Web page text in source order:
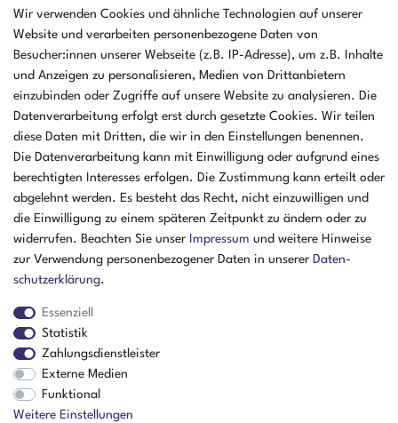
AMIKON GMBH
Einsteinstr. 8a
46325 Borken
Deutschland
Öffnungszeiten Montag - Donnerstag
07:30 - 16:00 Uhr
Öffnungszeiten Freitag
07:30 - 15:00 Uhr
ZAHLUNGSARTEN
Wir verwenden Cookies und ähnliche Technologien auf unserer
Website und verarbeiten personenbezogene Daten von
Besucher:innen unserer Webseite (z.B. IP-Adresse), um z.B. Inhalte
und Anzeigen zu personalisieren, Medien von Drittanbietern
einzubinden oder Zugriffe auf unsere Website zu analysieren. Die
Datenverarbeitung erfolgt erst durch gesetzte Cookies. Wir teilen
diese Daten mit Dritten, die wir in den Einstellungen benennen.
Die Datenverarbeitung kann mit Einwilligung oder aufgrund eines
berechtigten Interesses erfolgen. Die Zustimmung kann erteilt oder
abgelehnt werden. Es besteht das Recht, nicht einzuwilligen und
die Einwilligung zu einem späteren Zeitpunkt zu ändern oder zu
widerrufen. Beachten Sie unser Impressum und weitere Hinweise
zur Verwendung personenbezogener Daten in unserer Daten­
schutz­erklärung.
Essenziell
Statistik
Zahlungsdienstleister
Externe Medien
Funktional
Weitere Einstellungen